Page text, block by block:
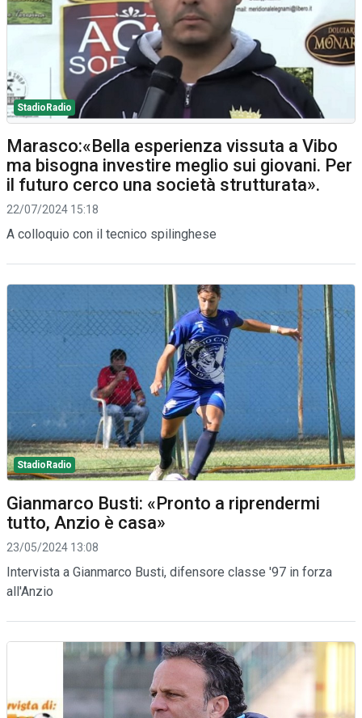
StadioRadio
Marasco:«Bella esperienza vissuta a Vibo
ma bisogna investire meglio sui giovani. Per
il futuro cerco una società strutturata».
22/07/2024 15:18
A colloquio con il tecnico spilinghese
StadioRadio
Gianmarco Busti: «Pronto a riprendermi
tutto, Anzio è casa»
23/05/2024 13:08
Intervista a Gianmarco Busti, difensore classe '97 in forza
all'Anzio